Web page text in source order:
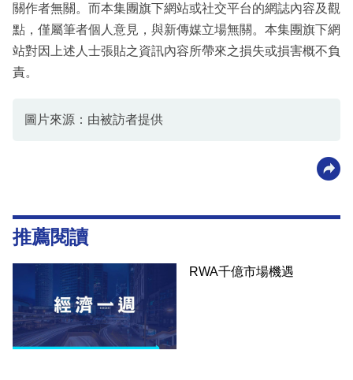
關作者無關。而本集團旗下網站或社交平台的網誌內容及觀
點，僅屬筆者個人意見，與新傳媒立場無關。本集團旗下網
站對因上述人士張貼之資訊內容所帶來之損失或損害概不負
責。
圖片來源：由被訪者提供
推薦閱讀
RWA千億市場機遇